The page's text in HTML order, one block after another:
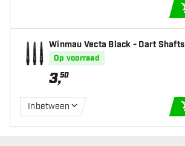
Winmau Vecta Black - Dart Shafts
Op voorraad
3,50
Inbetween